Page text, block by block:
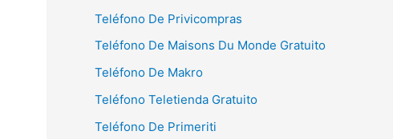
Teléfono De Privicompras
Teléfono De Maisons Du Monde Gratuito
Teléfono De Makro
Teléfono Teletienda Gratuito
Teléfono De Primeriti